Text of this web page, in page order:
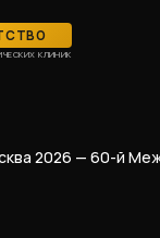
КЛИНИК
2026 — 60-й